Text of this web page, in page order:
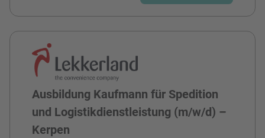
Ausbildung Kaufmann für Spedition
und Logistikdienstleistung (m/w/d) –
Kerpen